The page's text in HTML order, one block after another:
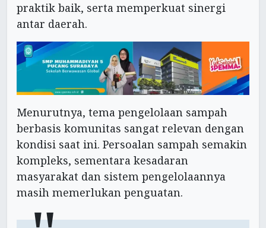
praktik baik, serta memperkuat sinergi
antar daerah.
Menurutnya, tema pengelolaan sampah
berbasis komunitas sangat relevan dengan
kondisi saat ini. Persoalan sampah semakin
kompleks, sementara kesadaran
masyarakat dan sistem pengelolaannya
masih memerlukan penguatan.